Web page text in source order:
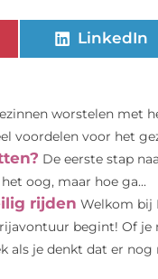
LinkedIn
worstelen met
voordelen voor het
De eerste stap
oog, maar hoe ga...
rijden Welkom bij
begint! Of je
als je denkt dat er